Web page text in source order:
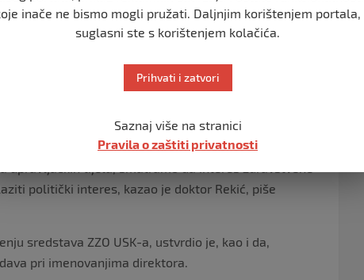
uprave zdravstvenih ustanova “da se nešto
Rekić dao je najviše uvida u stanje u kojem rade.
odjeće, nju su dobili jedino ljekari u Ključu i
ne uplaćuju plaće po kolektivnom ugovoru, a za to
među njima, koji lične interese stavljaju ispred
tijela, smatramo da interes zdravstvene
politički interes, kazao je doktor Rekić, piše
sredstava ZZO USK-a, ustvrdio je, kao i da,
pri imenovanjima direktora.
inače ne bismo mogli pružati. Daljnjim korištenjem portala,
suglasni ste s korištenjem kolačića.
Prihvati i zatvori
Saznaj više na stranici
Pravila o zaštiti privatnosti